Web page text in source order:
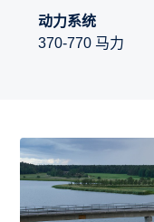
动力系统
370-770 马力